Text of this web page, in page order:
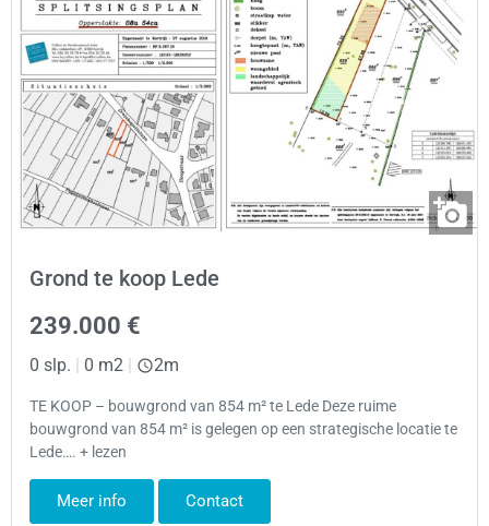
Grond te koop Lede
239.000 €
0 slp. 0 m2 2m
TE KOOP – bouwgrond van 854 m² te Lede Deze ruime
bouwgrond van 854 m² is gelegen op een strategische locatie te
Lede…. + lezen
Meer info Contact